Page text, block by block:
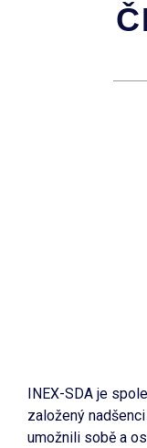
INEX-SDA je
založený
umožnili sobě a